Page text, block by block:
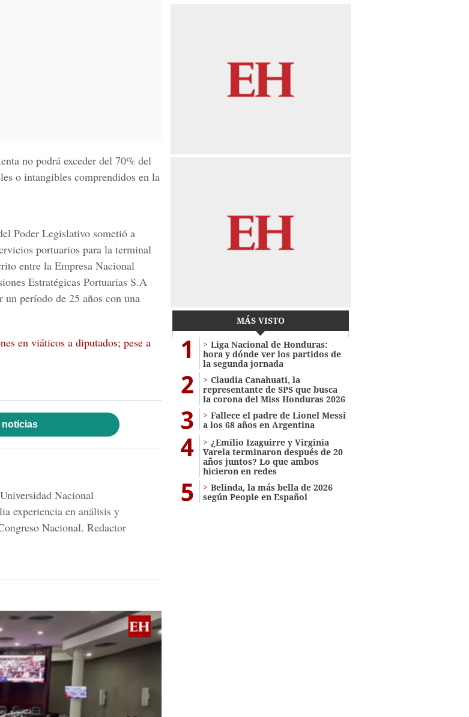
no podrá exceder del 70% del
o intangibles comprendidos en la
Poder Legislativo sometió a
portuarios para la terminal
entre la Empresa Nacional
Estratégicas Portuarias S.A
período de 25 años con una
en viáticos a diputados; pese a
noticias
Nacional
experiencia en análisis y
Nacional. Redactor
MÁS VISTO
1
Liga Nacional de Honduras:
hora y dónde ver los partidos de
la segunda jornada
2
Claudia Canahuati, la
representante de SPS que busca
la corona del Miss Honduras 2026
3
Fallece el padre de Lionel Messi
a los 68 años en Argentina
4
¿Emilio Izaguirre y Virginia
Varela terminaron después de 20
años juntos? Lo que ambos
hicieron en redes
5
Belinda, la más bella de 2026
según People en Español